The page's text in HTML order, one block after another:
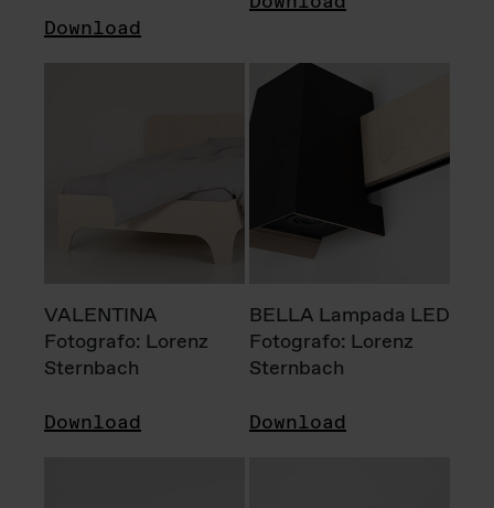
Download
VALENTINA
Fotografo: Lorenz
Sternbach
Download
BELLA Lampada LED
Fotografo: Lorenz
Sternbach
Download